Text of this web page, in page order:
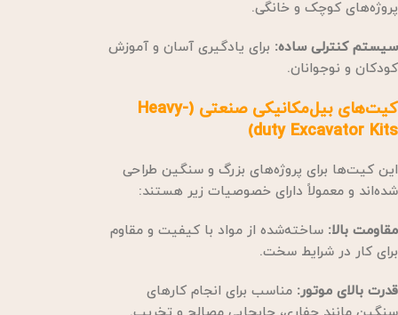
پروژه‌های کوچک و خانگی.
سیستم کنترلی ساده: برای یادگیری آسان و آموزش
کودکان و نوجوانان.
کیت‌های بیل‌مکانیکی صنعتی (Heavy-
duty Excavator Kits)
این کیت‌ها برای پروژه‌های بزرگ و سنگین طراحی
شده‌اند و معمولاً دارای خصوصیات زیر هستند:
مقاومت بالا: ساخته‌شده از مواد با کیفیت و مقاوم
برای کار در شرایط سخت.
قدرت بالای موتور: مناسب برای انجام کارهای